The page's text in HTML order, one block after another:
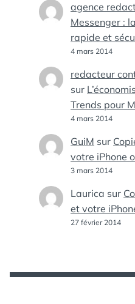
agence
Messenger :
rapide et
4 mars 2014
redacteur
sur
Trends pour
4 mars 2014
GuiM sur
votre iPhone
3 mars 2014
Laurica sur
et votre
27 février 2014